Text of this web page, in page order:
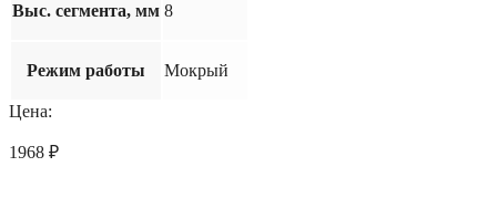
Выс. сегмента, мм 8
Режим работы Мокрый
Цена:
1968 ₽